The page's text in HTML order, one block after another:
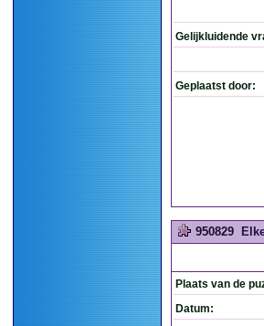
Gelijkluidende
Geplaatst door:
950829
Plaats van de
Datum: